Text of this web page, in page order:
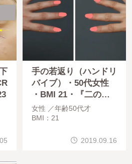
手の若返り（ハンドリ
バイブ）・50代女性
・BMI 21・『二の腕
・肩・脇肉』のベイザ
ー脂肪吸引
女性
年齢50代才
BMI：21
2019.09.16